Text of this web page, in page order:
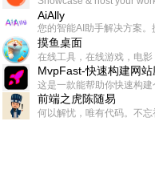
AiAlly
摸鱼桌面
MvpFast-快速构建网站
前端之虎陈随易
何以解忧，唯有代码。不忘